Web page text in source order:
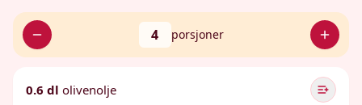
4 porsjoner
0.6 dl olivenolje